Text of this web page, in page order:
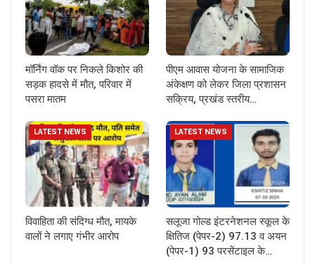
मॉर्निंग वॉक पर निकले किशोर की
सड़क हादसे में मौत, परिवार में
पसरा मातम
पीएम आवास योजना के सामाजिक
अंकेक्षण को लेकर जिला प्रशासन
सक्रिय, प्रखंड स्तरीय…
LATEST NEWS
विवाहिता की संदिग्ध मौत, मायके
वालों ने लगाए गंभीर आरोप
LATEST NEWS
सलूजा गोल्ड इंटरनेशनल स्कूल के
क्षितिज (पेपर-2) 97.13 व अयन
(पेपर-1) 93 परसेंटाइल के…